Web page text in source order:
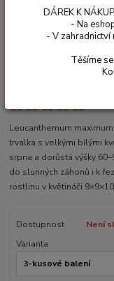
Leucanthemum
trvalka s velkými bílými
srpna a dorůstá výšky
do slunných záhonů i k
rostlinu v květináči 9×9×10
Dostupnost
Není
Varianta
DÁREK K
- Na
- V zahradnictví
Těšíme